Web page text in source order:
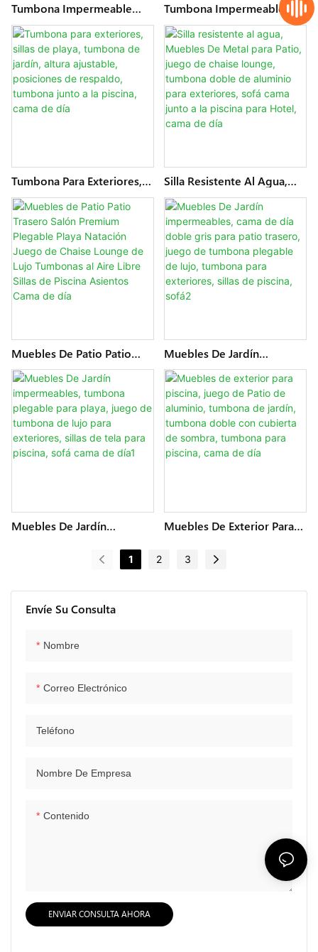
Envíe Su Consulta
Nombre
Correo Electrónico
Teléfono
Nombre De Empresa
Contenido
ENVIAR CONSULTA AHORA
Tumbona Impermeable
Para Piscina, Tumbona De
Aluminio Con Cuerda Para
Exteriores, Tumbona De
Metal Para Patio Con
Sombrilla, Muebles De
Hotel, Cama De Día
Tumbona Impermeable
Para Piscina, Tumbona De
Aluminio De Tela Para
Exteriores, Tumbonas De
Metal Para Patio, Muebles
De Hotel, Tumbona Doble,
Cama De Día
Tumbona Para Exteriores,
Sillas De Playa, Tumbona De
Jardín, Altura Ajustable,
Posiciones De Respaldo,
Tumbona Junto A La
Piscina, Cama De Día
Silla Resistente Al Agua,
Muebles De Metal Para
Patio, Juego De Chaise
Lounge, Tumbona Doble
De Aluminio Para
Exteriores, Sofá Cama
Junto A La Piscina Para
Hotel, Cama De Día
Muebles De Patio Patio
Trasero Salón Premium
Plegable Playa Natación
Juego De Chaise Lounge
De Lujo Tumbonas Al Aire
Libre Sillas De Piscina
Asientos Cama De Día
Muebles De Jardín
Impermeables, Cama De
Día Doble Gris Para Patio
Trasero, Juego De
Tumbona Plegable De Lujo,
Tumbona Para Exteriores,
Sillas De Piscina, Sofá2
Muebles De Jardín
Plegable Para Playa, Juego
De Tumbona De Lujo Para
Para Piscina, Sofá Cama De
Día1
Muebles De Exterior Para
Aluminio, Tumbona De
Jardín, Tumbona Doble Con
Tumbona Para Piscina,
1 2 3